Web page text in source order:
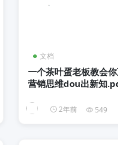
文档
一个茶叶蛋老板教会
营销思维dou出新知
2年前 549